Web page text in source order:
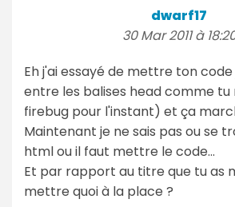
dwarf17
30 Mar 2011 à
Eh j'ai essayé de mettre ton
entre les balises head comme tu
firebug pour l'instant) et ça
Maintenant je ne sais pas ou se
html ou il faut mettre le code...
Et par rapport au titre que tu as
mettre quoi à la place ?